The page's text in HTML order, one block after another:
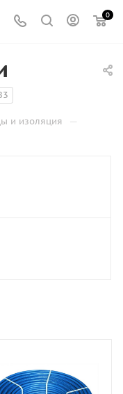
0
и изоляция —